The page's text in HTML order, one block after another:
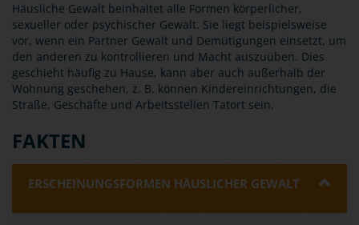
Häusliche Gewalt beinhaltet alle Formen körperlicher,
sexueller oder psychischer Gewalt. Sie liegt beispielsweise
vor, wenn ein Partner Gewalt und Demütigungen einsetzt, um
den anderen zu kontrollieren und Macht auszuüben. Dies
geschieht häufig zu Hause, kann aber auch außerhalb der
Wohnung geschehen, z. B. können Kindereinrichtungen, die
Straße, Geschäfte und Arbeitsstellen Tatort sein.
FAKTEN
ERSCHEINUNGSFORMEN HÄUSLICHER GEWALT